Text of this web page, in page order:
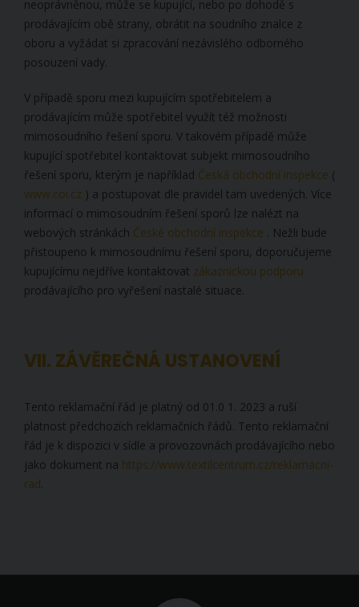
neoprávněnou, může se kupující, nebo po dohodě s
prodávajícím obě strany, obrátit na soudního znalce z
oboru a vyžádat si zpracování nezávislého odborného
posouzení vady.
V případě sporu mezi kupujícím spotřebitelem a
prodávajícím může spotřebitel využít též možnosti
mimosoudního řešení sporu. V takovém případě může
kupující spotřebitel kontaktovat subjekt mimosoudního
řešení sporu, kterým je například Česká obchodní inspekce (
www.coi.cz ) a postupovat dle pravidel tam uvedených. Více
informací o mimosoudním řešení sporů lze nalézt na
webových stránkách České obchodní inspekce . Nežli bude
přistoupeno k mimosoudnímu řešení sporu, doporučujeme
kupujícímu nejdříve kontaktovat zákaznickou podporu
prodávajícího pro vyřešení nastalé situace.
VII. ZÁVĚREČNÁ USTANOVENÍ
Tento reklamační řád je platný od 01.0 1. 2023 a ruší
platnost předchozích reklamačních řádů. Tento reklamační
řád je k dispozici v sídle a provozovnách prodávajícího nebo
jako dokument na https://www.textilcentrum.cz/reklamacni-
rad.